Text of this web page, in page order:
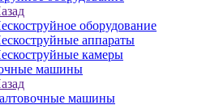
оборудование
аппараты
камеры
машины
машины